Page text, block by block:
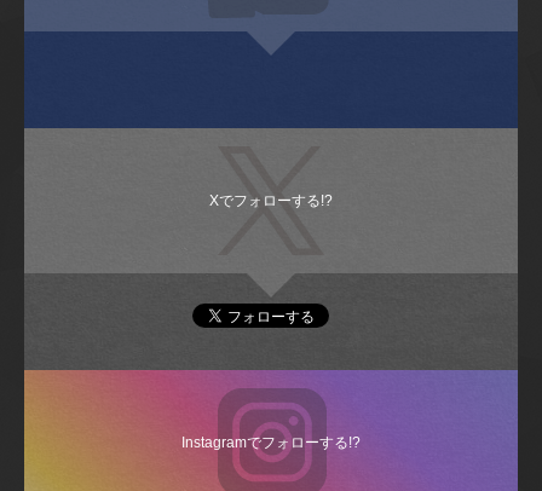
Xでフォローする!?
Instagramでフォローする!?